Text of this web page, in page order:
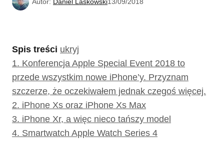
Spis treści ukryj
1. Konferencja Apple Special Event 2018 to
przede wszystkim nowe iPhone’y. Przyznam
szczerze, że oczekiwałem jednak czegoś więcej.
2. iPhone Xs oraz iPhone Xs Max
3. iPhone Xr, a więc nieco tańszy model
4. Smartwatch Apple Watch Series 4